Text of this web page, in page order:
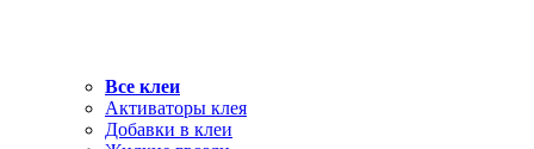
Все клеи
Активаторы клея
Добавки в клеи